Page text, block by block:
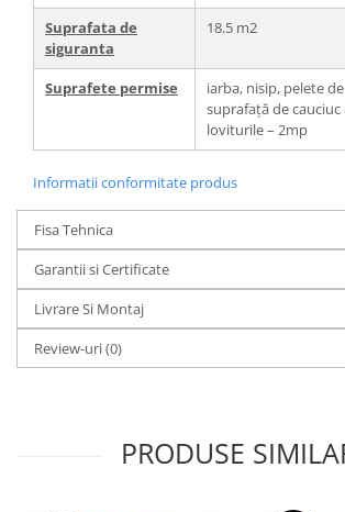
Suprafata de
siguranta
18.5 m2
Suprafete permise
iarba, nisip, pelete
suprafață de cauciuc
loviturile – 2mp
Informatii conformitate produs
Fisa Tehnica
Garantii si Certificate
Livrare Si Montaj
Review-uri(0)
PRODUSE